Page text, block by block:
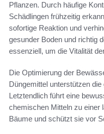
Pflanzen. Durch häufige
Schädlingen frühzeitig
sofortige Reaktion und
gesunder Boden und richtig
essenziell, um die Vitalität
Die Optimierung der
Düngemittel unterstützen die
Letztendlich führt eine
chemischen Mitteln zu einer
Bäume und schützt sie vor